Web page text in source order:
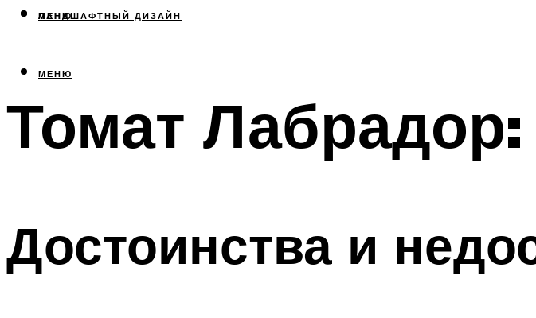
ЛАНДШАФТНЫЙ ДИЗАЙН
МЕНЮ
МЕНЮ
Томат
Достоинства и